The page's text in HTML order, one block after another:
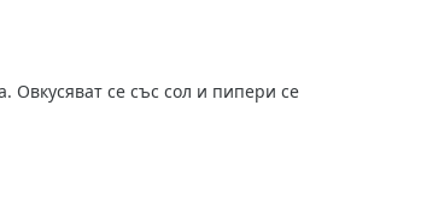
Овкусяват се със сол и пипери се